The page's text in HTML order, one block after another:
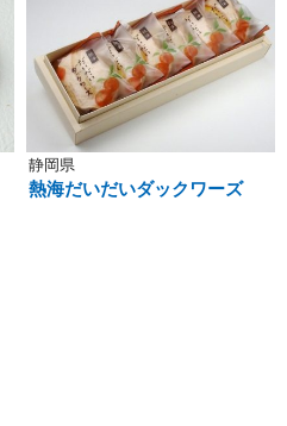
静岡県
熱海だいだいダックワーズ